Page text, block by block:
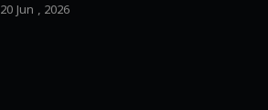
20 Jun , 2026